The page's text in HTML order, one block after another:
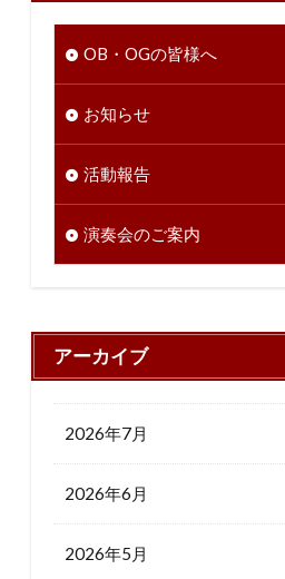
OB・OGの皆様へ
お知らせ
活動報告
演奏会のご案内
アーカイブ
2026年7月
2026年6月
2026年5月